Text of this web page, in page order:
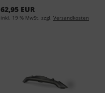
00
62,95 EUR
inkl. 19 % MwSt. zzgl. Versandkosten